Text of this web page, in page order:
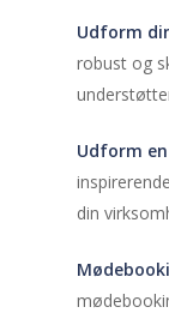
Udform
robust og
Udform
din